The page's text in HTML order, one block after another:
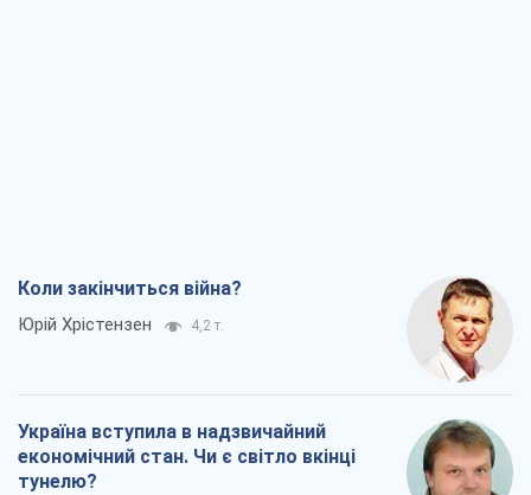
Коли закінчиться війна?
Юрій Хрістензен 4,2 т.
Україна вступила в надзвичайний
економічний стан. Чи є світло вкінці
тунелю?